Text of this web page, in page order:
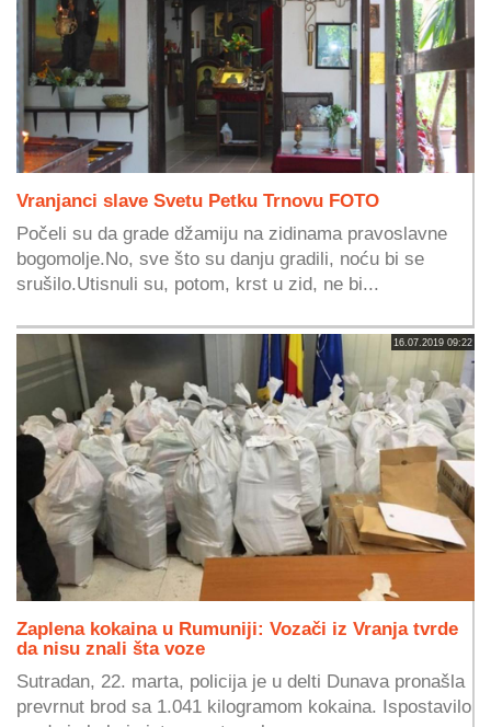
Vranjanci slave Svetu Petku Trnovu FOTO
Počeli su da grade džamiju na zidinama pravoslavne
bogomolje.No, sve što su danju gradili, noću bi se
srušilo.Utisnuli su, potom, krst u zid, ne bi...
16.07.2019 09:22
Zaplena kokaina u Rumuniji: Vozači iz Vranja tvrde
da nisu znali šta voze
Sutradan, 22. marta, policija je u delti Dunava pronašla
prevrnut brod sa 1.041 kilogramom kokaina. Ispostavilo